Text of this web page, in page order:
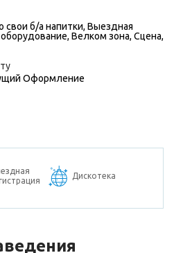
б/а напитки, Выездная
Велком зона, Сцена,
Оформление
Дискотека